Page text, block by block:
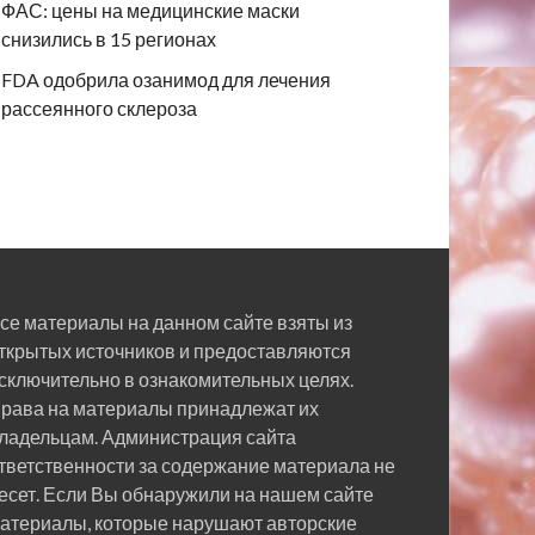
ФАС: цены на медицинские маски
снизились в 15 регионах
FDA одобрила озанимод для лечения
рассеянного склероза
материалы на данном сайте взяты из
источников и предоставляются
в ознакомительных целях.
на материалы принадлежат их
Администрация сайта
за содержание материала не
Если Вы обнаружили на нашем сайте
которые нарушают авторские